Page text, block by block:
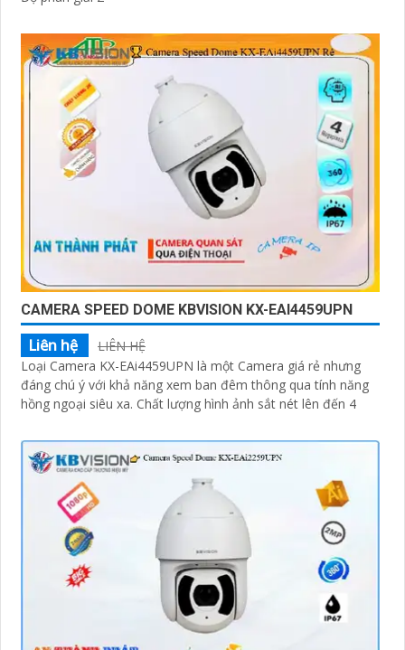
CAMERA SPEED DOME KBVISION KX-EAI4459UPN
Liên hệ
LIÊN HỆ
Loại Camera KX-EAi4459UPN là một Camera giá rẻ nhưng
đáng chú ý với khả năng xem ban đêm thông qua tính năng
hồng ngoại siêu xa. Chất lượng hình ảnh sắt nét lên đến 4